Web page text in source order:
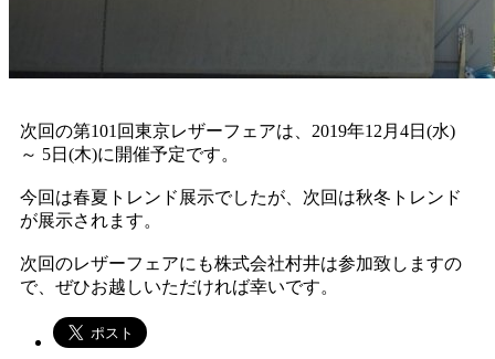
次回の第101回東京レザーフェアは、2019年12月4日(水)
～ 5日(木)に開催予定です。
今回は春夏トレンド展示でしたが、次回は秋冬トレンド
が展示されます。
次回のレザーフェアにも株式会社村井は参加致しますの
で、ぜひお越しいただければ幸いです。